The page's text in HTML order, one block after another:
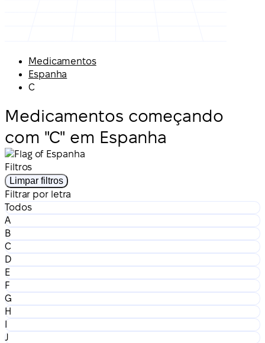
Medicamentos
Espanha
C
Medicamentos começando
com "C" em Espanha
Filtros
Limpar filtros
Filtrar por letra
Todos
A
B
C
D
E
F
G
H
I
J